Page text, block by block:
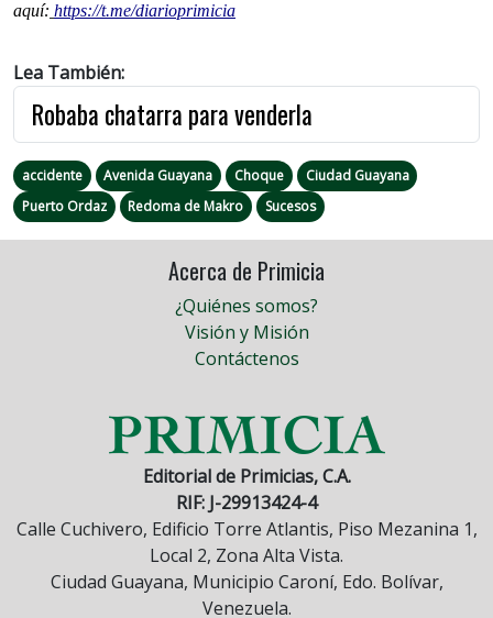
aquí: https://t.me/diarioprimicia
Lea También:
Robaba chatarra para venderla
accidente Avenida Guayana Choque
Ciudad Guayana
Puerto Ordaz
Redoma de Makro Sucesos
Acerca de Primicia
¿Quiénes somos?
Visión y Misión
Contáctenos
Editorial de Primicias, C.A.
RIF: J-29913424-4
Calle Cuchivero, Edificio Torre Atlantis, Piso Mezanina 1,
Local 2, Zona Alta Vista.
Ciudad Guayana, Municipio Caroní, Edo. Bolívar,
Venezuela.